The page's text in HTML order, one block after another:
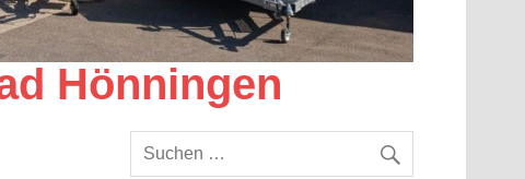
Hönningen